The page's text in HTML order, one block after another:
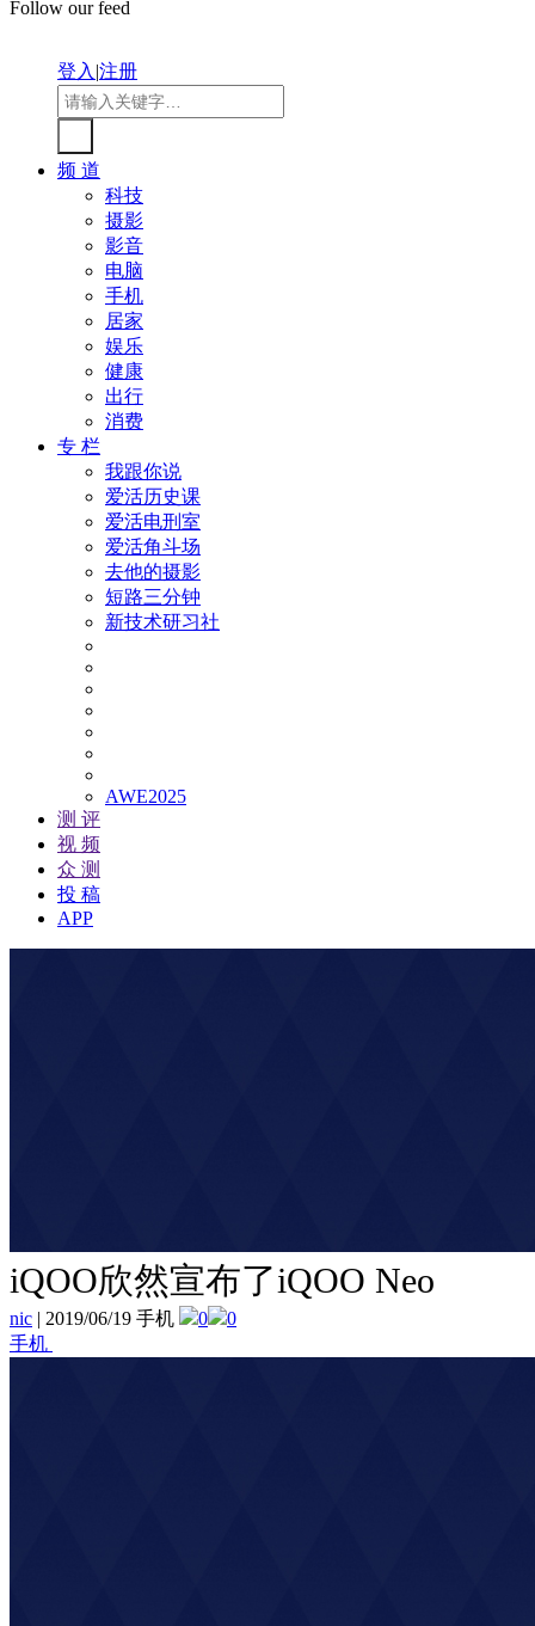
Follow our feed
登入|注册
频 道
科技
摄影
影音
电脑
手机
居家
娱乐
健康
出行
消费
专 栏
我跟你说
爱活历史课
爱活电刑室
爱活角斗场
去他的摄影
短路三分钟
新技术研习社
AWE2025
测 评
视 频
众 测
投 稿
APP
iQOO欣然宣布了iQOO Neo
nic | 2019/06/19 手机 0
0
手机